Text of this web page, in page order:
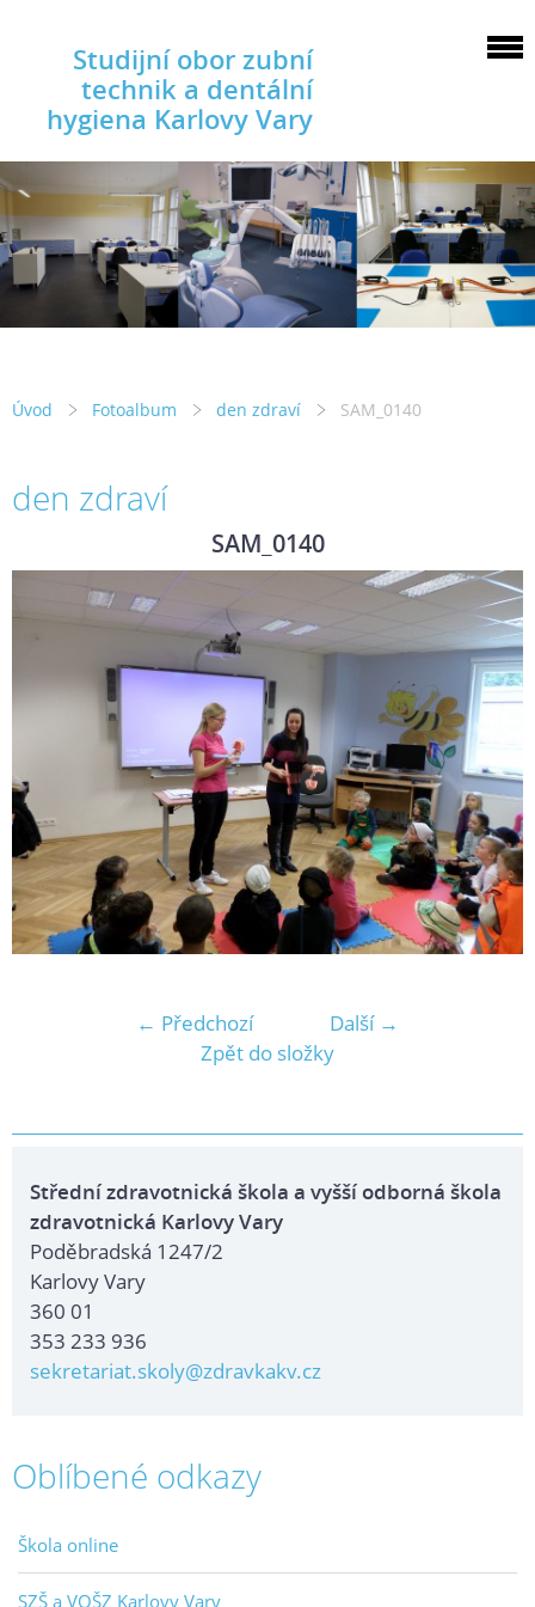
Studijní obor zubní
technik a dentální
hygiena Karlovy Vary
Úvod Fotoalbum den zdraví SAM_0140
den zdraví
SAM_0140
← Předchozí
Další →
Zpět do složky
Střední zdravotnická škola a vyšší odborná škola
zdravotnická Karlovy Vary
Poděbradská 1247/2
Karlovy Vary
360 01
353 233 936
sekretariat.skoly@zdravkakv.cz
Oblíbené odkazy
Škola online
SZŠ a VOŠZ Karlovy Vary